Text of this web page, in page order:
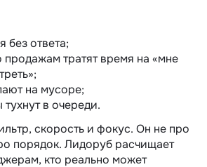
без ответа;
продажамтратят время на «мне
на мусоре;
в очереди.
скорость и фокус. Он не про
порядок. Лидоруб расчищает
кто реально может